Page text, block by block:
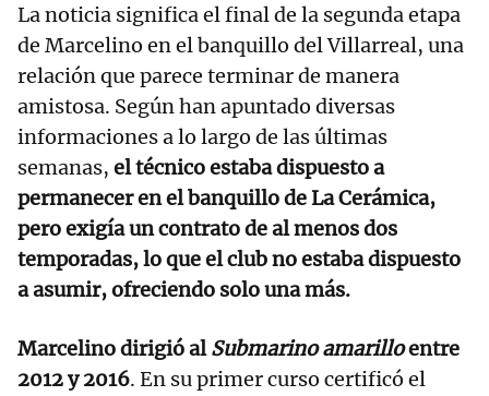
La noticia significa el final de la segunda etapa
de Marcelino en el banquillo del Villarreal, una
relación que parece terminar de manera
amistosa. Según han apuntado diversas
informaciones a lo largo de las últimas
semanas, el técnico estaba dispuesto a
permanecer en el banquillo de La Cerámica,
pero exigía un contrato de al menos dos
temporadas, lo que el club no estaba dispuesto
a asumir, ofreciendo solo una más.
Marcelino dirigió alSubmarino amarilloentre
2012 y 2016. En su primer curso certificó el